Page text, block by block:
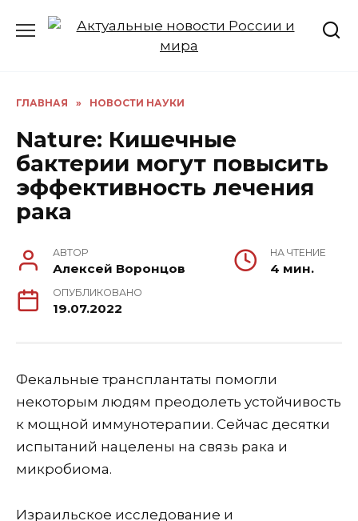
ГЛАВНАЯ » НОВОСТИ НАУКИ
Nature: Кишечные
бактерии могут повысить
эффективность лечения
рака
АВТОР
Алексей Воронцов
НА ЧТЕНИЕ
4 мин.
ОПУБЛИКОВАНО
19.07.2022
Фекальные трансплантаты помогли
некоторым людям преодолеть устойчивость
к мощной иммунотерапии. Сейчас десятки
испытаний нацелены на связь рака и
микробиома.
Израильское исследование и